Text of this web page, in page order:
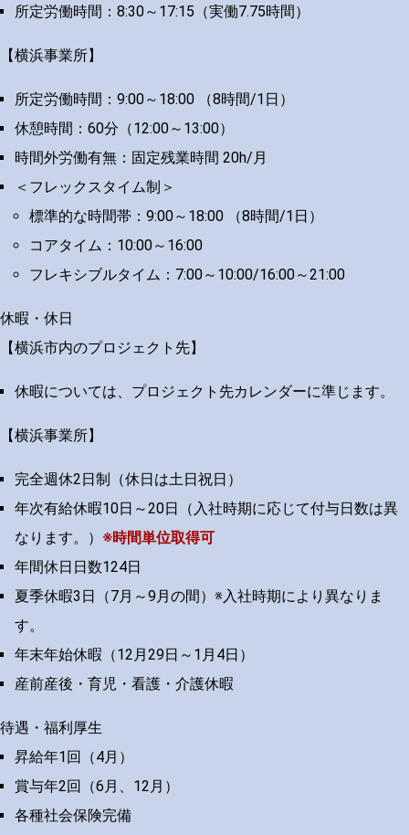
所定労働時間：8:30～17:15（実働7.75時間）
【横浜事業所】
所定労働時間：9:00～18:00 （8時間/1日）
休憩時間：60分（12:00～13:00）
時間外労働有無：固定残業時間 20h/月
＜フレックスタイム制＞
標準的な時間帯：9:00～18:00 （8時間/1日）
コアタイム：10:00～16:00
フレキシブルタイム：7:00～10:00/16:00～21:00
休暇・休日
【横浜市内のプロジェクト先】
休暇については、プロジェクト先カレンダーに準じます。
【横浜事業所】
完全週休2日制（休日は土日祝日）
年次有給休暇10日～20日（入社時期に応じて付与日数は異
なります。） ※時間単位取得可
年間休日日数124日
夏季休暇3日（7月～9月の間）※入社時期により異なりま
す。
年末年始休暇（12月29日～1月4日）
産前産後・育児・看護・介護休暇
待遇・福利厚生
昇給年1回（4月）
賞与年2回（6月、12月）
各種社会保険完備